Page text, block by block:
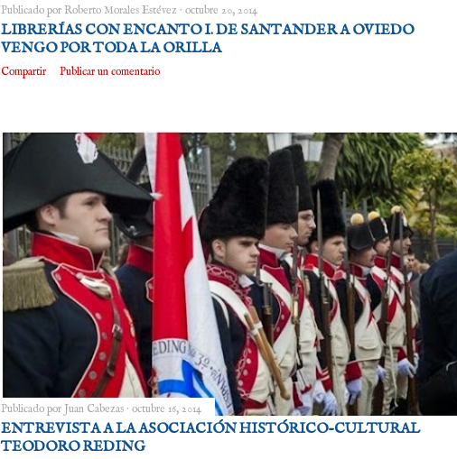
Publicado por Roberto Morales Estévez octubre 20, 2014
LIBRERÍAS CON ENCANTO I. DE SANTANDER A OVIEDO
VENGO POR TODA LA ORILLA
Compartir Publicar un comentario
Publicado por Juan Cabezas octubre 16, 2014
ENTREVISTA A LA ASOCIACIÓN HISTÓRICO-CULTURAL
TEODORO REDING